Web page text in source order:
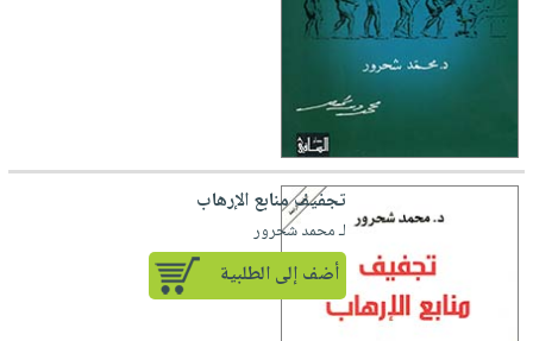
تجفيف منابع الإرهاب
لـ محمد شحرور
أضف إلى الطلبية